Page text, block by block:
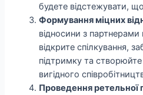
будете відстежувати,
Формування міцних
відносини з
відкрите спілкування,
підтримку та
вигідного
Проведення ретельної